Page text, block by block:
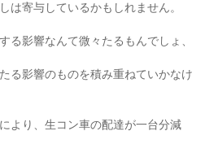
は寄与しているかもしれません。
る影響なんて微々たるもんでしょ、
る影響のものを積み重ねていかなけ
より、生コン車の配達が一台分減